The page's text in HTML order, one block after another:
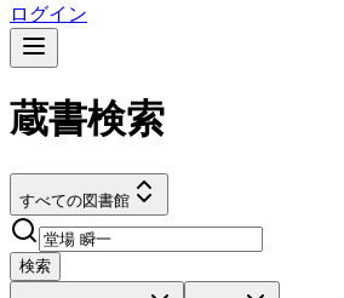
ログイン
蔵書検索
すべての図書館
検索